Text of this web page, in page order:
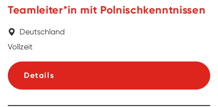
Teamleiter*in mit Polnischkenntnissen
Deutschland
Vollzeit
Details